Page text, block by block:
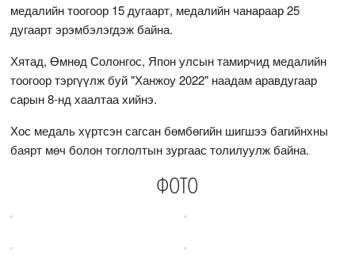
медалийн тоогоор 15 дугаарт, медалийн чанараар 25
дугаарт эрэмбэлэгдэж байна.
Хятад, Өмнөд Солонгос, Япон улсын тамирчид медалийн
тоогоор тэргүүлж буй "Ханжоу 2022" наадам аравдугаар
сарын 8-нд хаалтаа хийнэ.
Хос медаль хүртсэн сагсан бөмбөгийн шигшээ багийнхны
баярт мөч болон тоглолтын зургаас толилуулж байна.
ФОТО